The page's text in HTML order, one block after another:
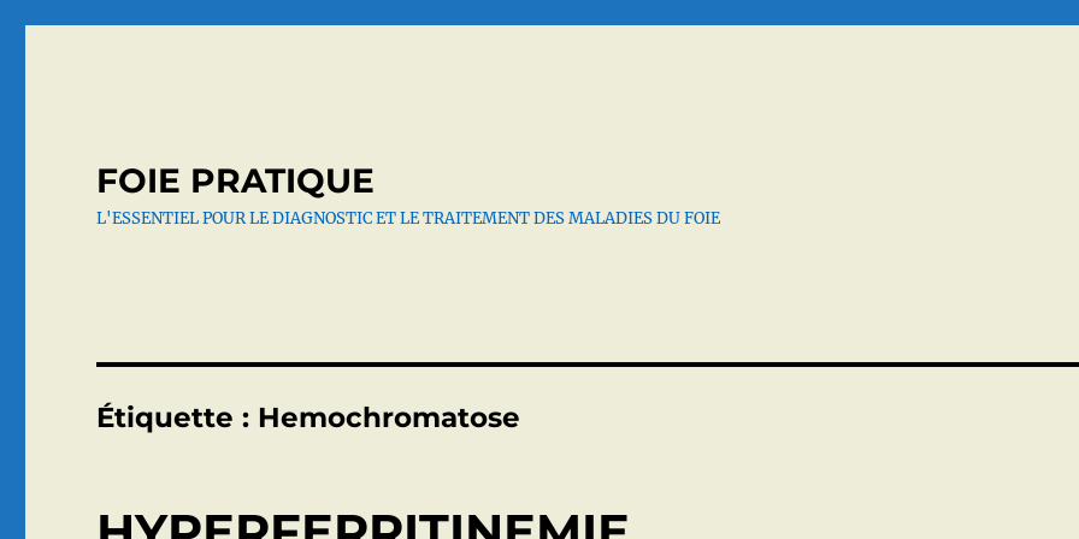
FOIE PRATIQUE
L'ESSENTIEL POUR LE DIAGNOSTIC ET LE TRAITEMENT DES MALADIES DU FOIE
Étiquette : Hemochromatose